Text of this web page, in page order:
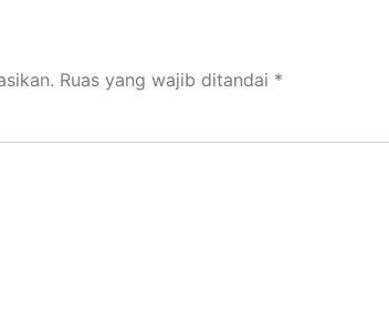
Ruas yang wajib ditandai *